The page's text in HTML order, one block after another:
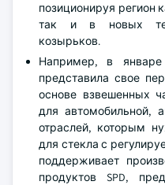
позиционируя регион
так и в новых
козырьков.
Например, в январе
представила свое
основе взвешенных
для автомобильной,
отраслей, которым
для стекла с
поддерживает
продуктов SPD,